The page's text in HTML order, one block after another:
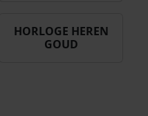
HORLOGE HEREN
GOUD